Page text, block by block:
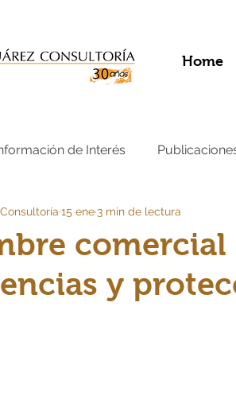
Home
de Interés
comercial
y
15 ene3 min de lectura